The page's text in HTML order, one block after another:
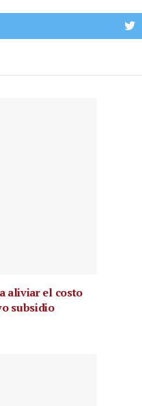
aliviar el costo
subsidio